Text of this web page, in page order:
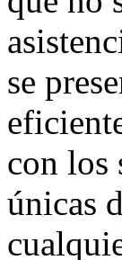
se
con los
únicas